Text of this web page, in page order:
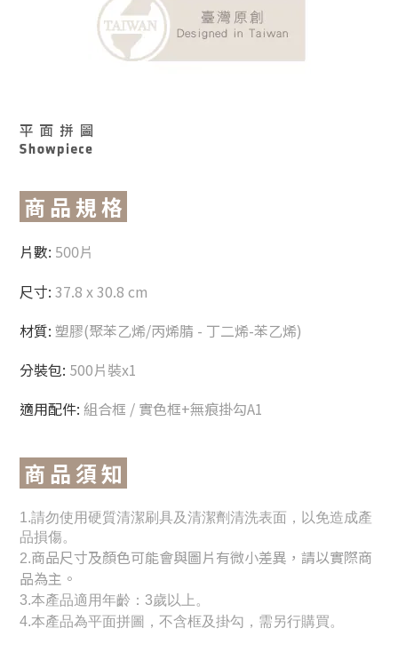
商 品 規 格
片數: 500片
尺寸: 37.8 x 30.8 cm
材質: 塑膠(聚苯乙烯/丙烯腈 - 丁二烯-苯乙烯)
分裝包: 500片裝x1
適用配件: 組合框 / 實色框+無痕掛勾A1
商 品 須 知
1.請勿使用硬質清潔刷具及清潔劑清洗表面，以免造成產
品損傷。
2.商品尺寸及顏色可能會與圖片有微小差異，請以實際商
品為主。
3.本產品適用年齡：3歲以上。
4.本產品為平面拼圖，不含框及掛勾，需另行購買。